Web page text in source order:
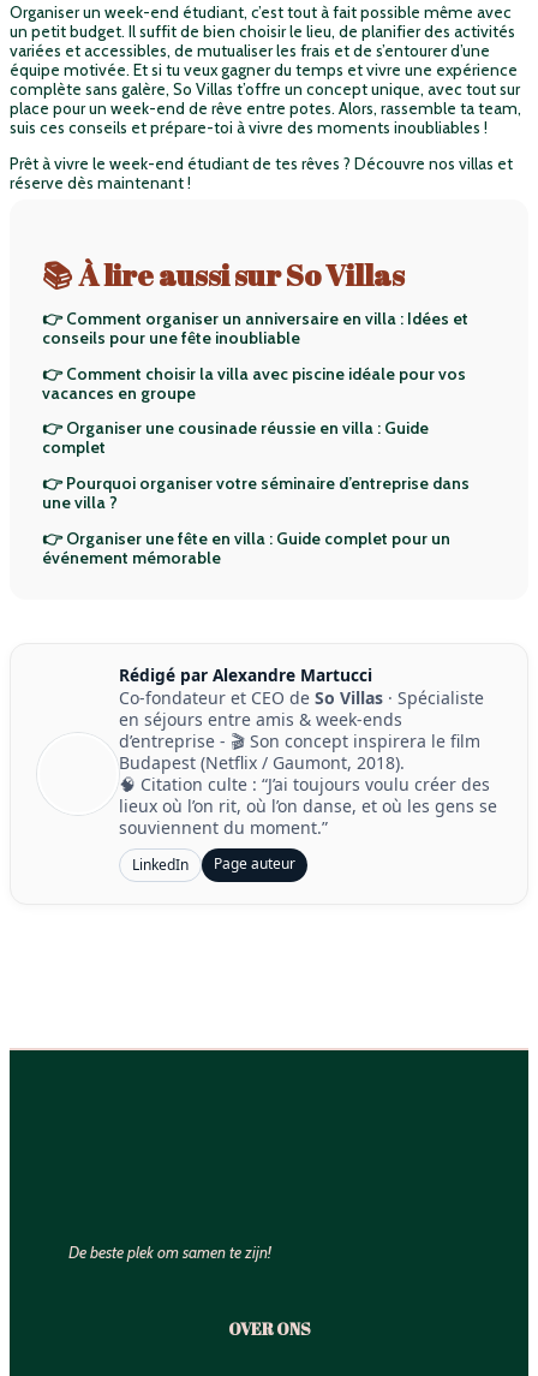
Organiser un week-end étudiant, c’est tout à fait possible même avec
un petit budget. Il suffit de bien choisir le lieu, de planifier des activités
variées et accessibles, de mutualiser les frais et de s’entourer d’une
équipe motivée. Et si tu veux gagner du temps et vivre une expérience
complète sans galère, So Villas t’offre un concept unique, avec tout sur
place pour un week-end de rêve entre potes. Alors, rassemble ta team,
suis ces conseils et prépare-toi à vivre des moments inoubliables !
Prêt à vivre le week-end étudiant de tes rêves ? Découvre nos villas et
réserve dès maintenant !
📚 À lire aussi sur So Villas
👉 Comment organiser un anniversaire en villa : Idées et
conseils pour une fête inoubliable
👉 Comment choisir la villa avec piscine idéale pour vos
vacances en groupe
👉 Organiser une cousinade réussie en villa : Guide
complet
👉 Pourquoi organiser votre séminaire d’entreprise dans
une villa ?
👉 Organiser une fête en villa : Guide complet pour un
événement mémorable
Rédigé par Alexandre Martucci
Co-fondateur et CEO de So Villas · Spécialiste
en séjours entre amis & week-ends
d’entreprise - 🎬 Son concept inspirera le film
Budapest (Netflix / Gaumont, 2018).
🧠 Citation culte : “J’ai toujours voulu créer des
lieux où l’on rit, où l’on danse, et où les gens se
souviennent du moment.”
LinkedIn Page auteur
De beste plek om samen te zijn!
OVER ONS